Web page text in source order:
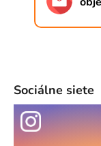
Sociálne siete